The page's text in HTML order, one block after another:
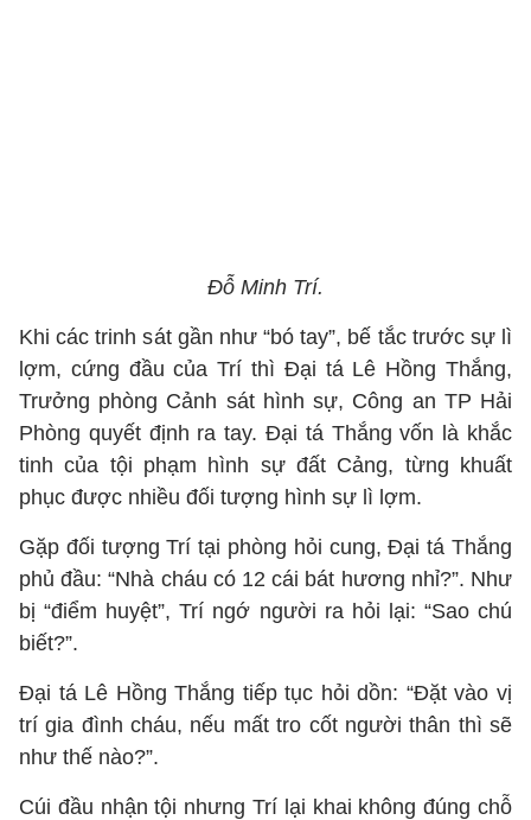
Đỗ Minh Trí.
Khi các trinh sát gần như “bó tay”, bế tắc trước sự lì
lợm, cứng đầu của Trí thì Đại tá Lê Hồng Thắng,
Trưởng phòng Cảnh sát hình sự, Công an TP Hải
Phòng quyết định ra tay. Đại tá Thắng vốn là khắc
tinh của tội phạm hình sự đất Cảng, từng khuất
phục được nhiều đối tượng hình sự lì lợm.
Gặp đối tượng Trí tại phòng hỏi cung, Đại tá Thắng
phủ đầu: “Nhà cháu có 12 cái bát hương nhỉ?”. Như
bị “điểm huyệt”, Trí ngớ người ra hỏi lại: “Sao chú
biết?”.
Đại tá Lê Hồng Thắng tiếp tục hỏi dồn: “Đặt vào vị
trí gia đình cháu, nếu mất tro cốt người thân thì sẽ
như thế nào?”.
Cúi đầu nhận tội nhưng Trí lại khai không đúng chỗ